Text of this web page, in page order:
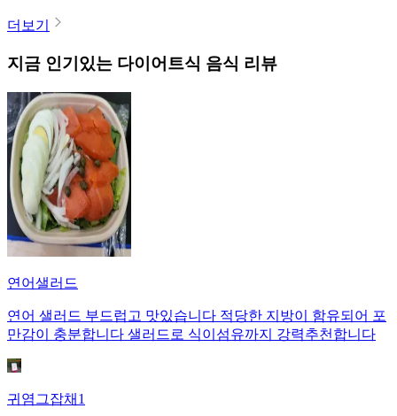
더보기
지금 인기있는 다이어트식 음식 리뷰
연어샐러드
연어 샐러드 부드럽고 맛있습니다 적당한 지방이 함유되어 포
만감이 충분합니다 샐러드로 식이섬유까지 강력추천합니다
귀염그잡채1